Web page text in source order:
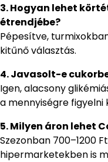
3. Hogyan lehet
étrendjébe?
Pépesítve,
kitűnő választás.
4. Javasolt-e
Igen, alacsony
a mennyiségre figyelni
5. Milyen áron lehet
Szezonban 700–1200
hipermarketekben is